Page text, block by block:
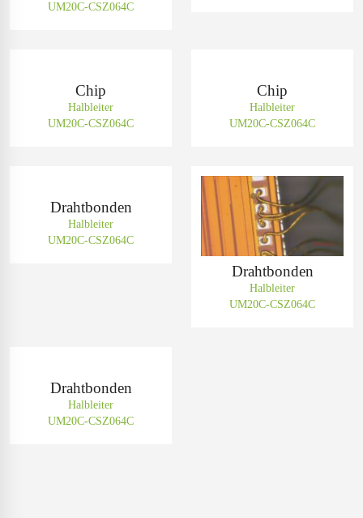
UM20C-CSZ064C
Chip
Halbleiter
UM20C-CSZ064C
Chip
Halbleiter
UM20C-CSZ064C
Drahtbonden
Halbleiter
UM20C-CSZ064C
Drahtbonden
Halbleiter
UM20C-CSZ064C
Drahtbonden
Halbleiter
UM20C-CSZ064C